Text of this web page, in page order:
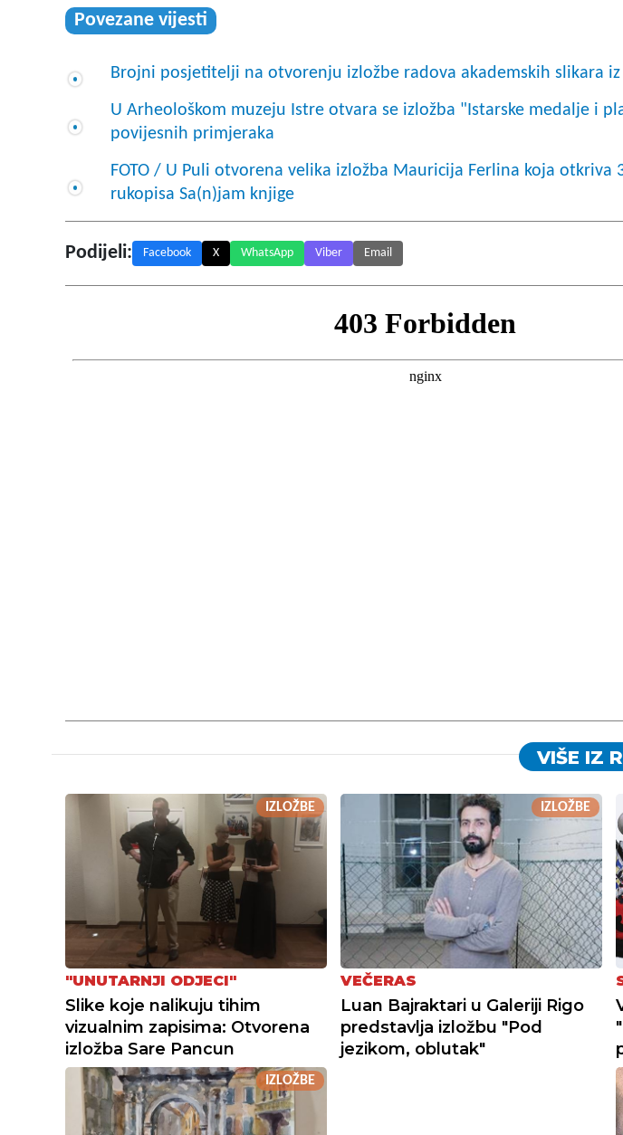
Povezane vijesti
Brojni posjetitelji na otvorenju izložbe radova akademskih slikara
U Arheološkom muzeju Istre otvara se izložba "Istarske medalje i
povijesnih primjeraka
FOTO / U Puli otvorena velika izložba Mauricija Ferlina koja otkriva
rukopisa Sa(n)jam knjige
Podijeli: Facebook X WhatsApp Viber Email
VIŠE IZ
IZLOŽBE
"UNUTARNJI ODJECI"
Slike koje nalikuju tihim
vizualnim zapisima: Otvorena
izložba Sare Pancun
IZLOŽBE
VEČERAS
Luan Bajraktari u Galeriji Rigo
predstavlja izložbu "Pod
jezikom, oblutak"
IZLOŽBE